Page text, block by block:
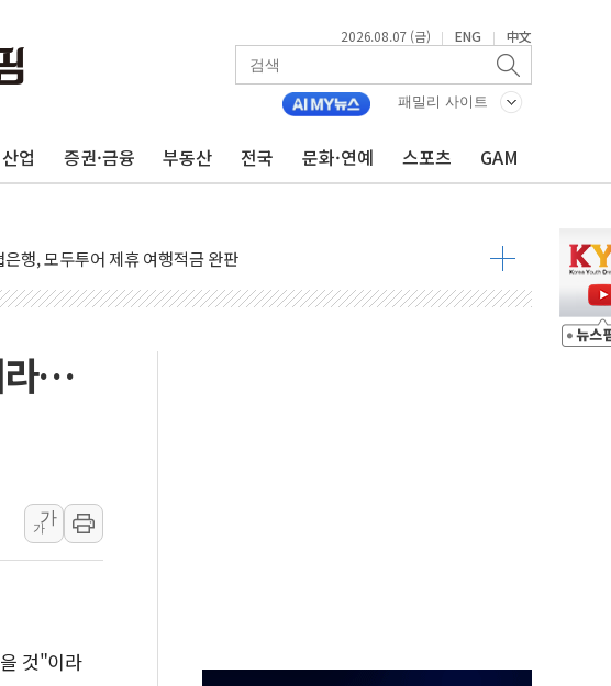
2026.08.07 (금) | ENG | 中文
패밀리 사이트
산업 증권·금융 부동산 전국 문화·연예 스포츠 GAM
주 화정역 인근 도로 4중 추돌…1명 심정지·5명 부상
책임' 임성근 전 사단장 항소심도 징역 3년
베이션, 상반기 매출 첫 2000억원 돌파
행, 모두투어 제휴 여행적금 완판
늘 67개 점포 영업 재개...장바구니에 홈플러스 담아달라" 호소
, '尹 관저 이전 감사 무마' 유병호 구속 기소
스닥 오전 동반 하락…내린 종목이 두 배 넘어
체하다 난간 무너져…대전서 50대 일용직 추락 사망
제와 대출 풀고 재개발·재건축 촉진하는 것이 부동산 정상화"
105조원 환시 개입...4월 말 '56조원' 사상 최대
라…
가
가
것"이라